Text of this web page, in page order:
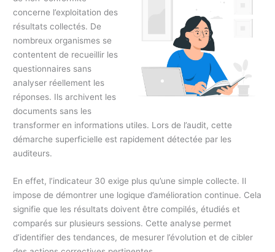
concerne l’exploitation des
résultats collectés. De
nombreux organismes se
contentent de recueillir les
questionnaires sans
analyser réellement les
réponses. Ils archivent les
documents sans les
transformer en informations utiles. Lors de l’audit, cette
démarche superficielle est rapidement détectée par les
auditeurs.
En effet, l’indicateur 30 exige plus qu’une simple collecte. Il
impose de démontrer une logique d’amélioration continue. Cela
signifie que les résultats doivent être compilés, étudiés et
comparés sur plusieurs sessions. Cette analyse permet
d’identifier des tendances, de mesurer l’évolution et de cibler